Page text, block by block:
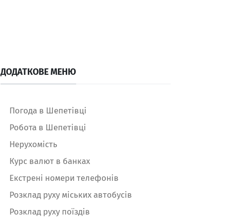
ДОДАТКОВЕ МЕНЮ
Погода в Шепетівці
Робота в Шепетівці
Нерухомість
Курс валют в банках
Екстрені номери телефонів
Розклад руху міських автобусів
Розклад руху поїздів